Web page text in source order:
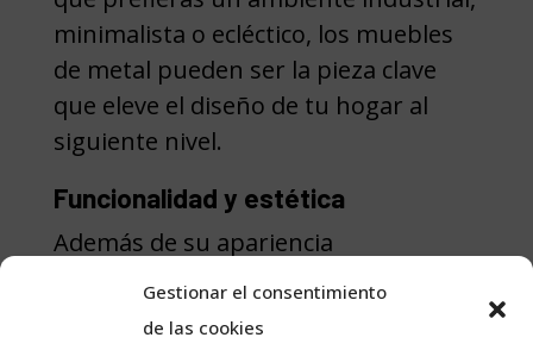
Gestionar el consentimiento
de las cookies
minimalista o ecléctico, los muebles
de metal pueden ser la pieza clave
que eleve el diseño de tu hogar al
siguiente nivel.
Funcionalidad y estética
Además de su apariencia
impresionante, los muebles de metal
también son conocidos por su